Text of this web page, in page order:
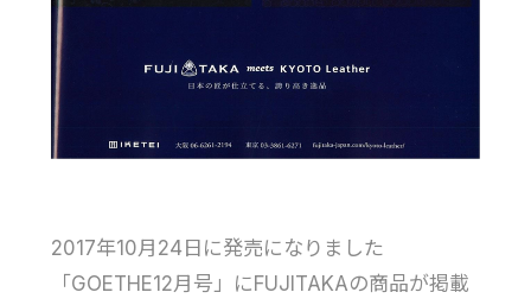
2017年10月24日に発売になりました
「GOETHE12月号」にFUJITAKAの商品が掲載